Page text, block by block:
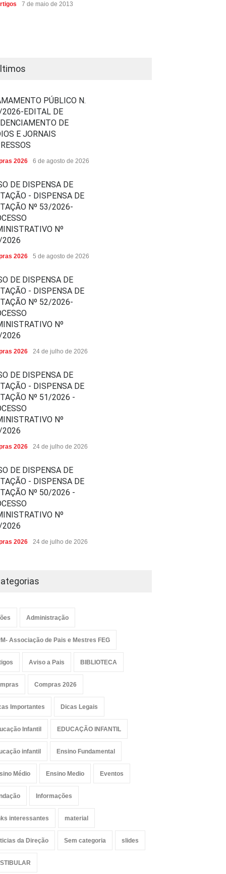
7 de maio de 2013
PÚBLICO N.
EDITAL DE
DE
E JORNAIS
2026 6 de agosto de 2026
DE DISPENSA DE
- DISPENSA DE
Nº 53/2026-
Nº
2026 5 de agosto de 2026
DE DISPENSA DE
- DISPENSA DE
Nº 52/2026-
Nº
2026 24 de julho de 2026
DE DISPENSA DE
- DISPENSA DE
Nº 51/2026 -
Nº
2026 24 de julho de 2026
DE DISPENSA DE
- DISPENSA DE
Nº 50/2026 -
Nº
2026 24 de julho de 2026
Administração
Associação de Pais e Mestres FEG
Aviso a Pais BIBLIOTECA
Compras 2026
Importantes Dicas Legais
Infantil EDUCAÇÃO INFANTIL
infantil Ensino Fundamental
Médio Ensino Medio Eventos
Informações
interessantes material
da Direção Sem categoria slides